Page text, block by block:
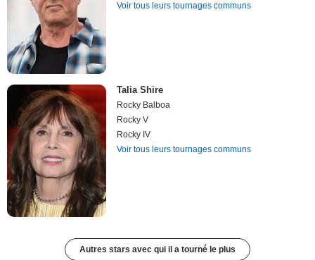
Voir tous leurs tournages communs
Talia Shire
Rocky Balboa
Rocky V
Rocky IV
Voir tous leurs tournages communs
Autres stars avec qui il a tourné le plus